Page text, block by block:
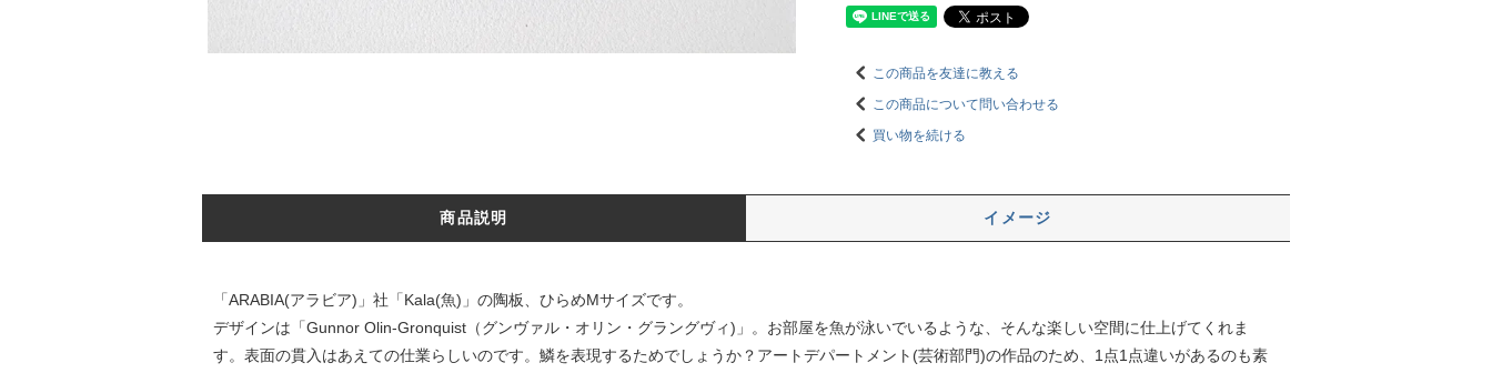
この商品を友達に教える
この商品について問い合わせる
買い物を続ける
商品説明 イメージ
「ARABIA(アラビア)」社「Kala(魚)」の陶板、ひらめMサイズです。
デザインは「Gunnor Olin-Gronquist（グンヴァル・オリン・グラングヴィ)」。お部屋を魚が泳いでいるような、そんな楽しい空間に仕上げてくれま
す。表面の貫入はあえての仕業らしいのです。鱗を表現するためでしょうか？アートデパートメント(芸術部門)の作品のため、1点1点違いがあるのも素